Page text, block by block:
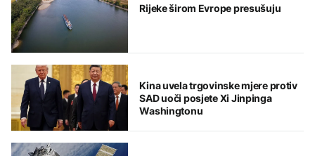
Rijeke širom Evrope presušuju
Kina uvela trgovinske mjere protiv
SAD uoči posjete Xi Jinpinga
Washingtonu